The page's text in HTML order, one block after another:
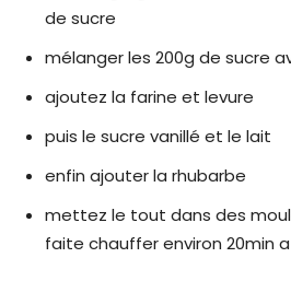
de sucre
mélanger les 200g de sucre
ajoutez la farine et levure
puis le sucre vanillé et le lait
enfin ajouter la rhubarbe
mettez le tout dans des
faite chauffer environ 20min a